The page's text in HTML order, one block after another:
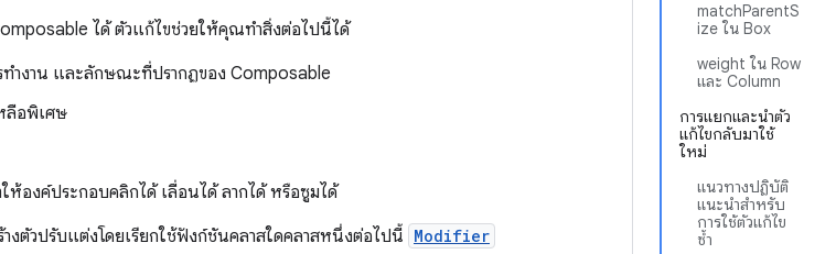
matchParentS
ize ใน Box
weight ใน Row
และ Column
การแยกและนำตัว
แก้ไขกลับมาใช้
ใหม่
แนวทางปฏิบัติ
แนะนำสำหรับ
การใช้ตัวแก้ไข
ซ้ำ
ได้ ตัวแก้ไขช่วยให้คุณทำสิ่งต่อไปนี้ได้
ำงาน และลักษณะที่ปรากฏของ Composable
ลือพิเศษ
ห้องค์ประกอบคลิกได้ เลื่อนได้ ลากได้ หรือซูมได้
งตัวปรับแต่งโดยเรียกใช้ฟังก์ชันคลาสใดคลาสหนึ่งต่อไปนี้ Modifier